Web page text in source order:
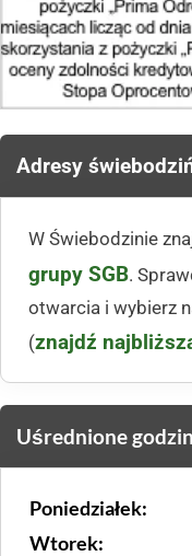
Adresy
W Świebodzinie
grupy SGB.
otwarcia i wybierz
(znajdź
Uśrednione
Poniedziałek:
Wtorek: